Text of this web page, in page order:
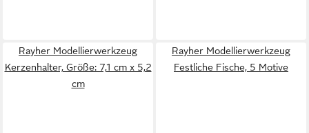
Rayher Modellierwerkzeug
Kerzenhalter, Größe: 7,1 cm x 5,2
cm
Rayher Modellierwerkzeug
Festliche Fische, 5 Motive